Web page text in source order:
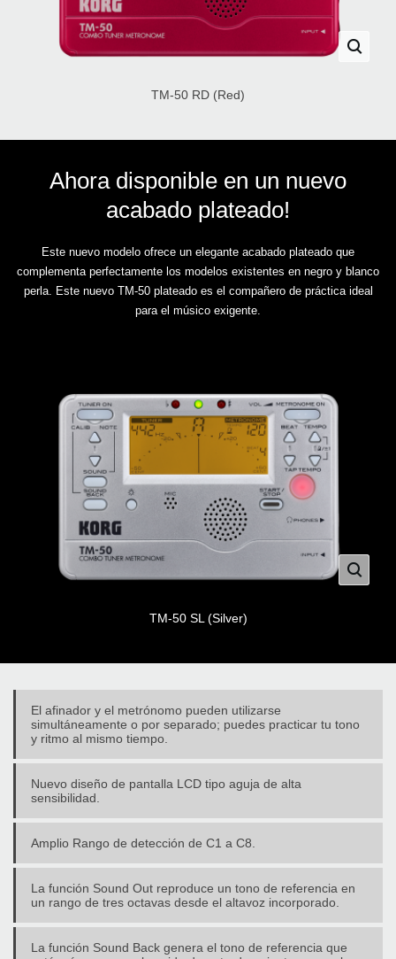
TM-50 RD (Red)
Ahora disponible en un nuevo
acabado plateado!
Este nuevo modelo ofrece un elegante acabado plateado que
complementa perfectamente los modelos existentes en negro y blanco
perla. Este nuevo TM-50 plateado es el compañero de práctica ideal
para el músico exigente.
TM-50 SL (Silver)
El afinador y el metrónomo pueden utilizarse
simultáneamente o por separado; puedes practicar tu tono
y ritmo al mismo tiempo.
Nuevo diseño de pantalla LCD tipo aguja de alta
sensibilidad.
Amplio Rango de detección de C1 a C8.
La función Sound Out reproduce un tono de referencia en
un rango de tres octavas desde el altavoz incorporado.
La función Sound Back genera el tono de referencia que